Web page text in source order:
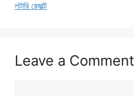
লটারি রেজাল্ট
Leave a Comment